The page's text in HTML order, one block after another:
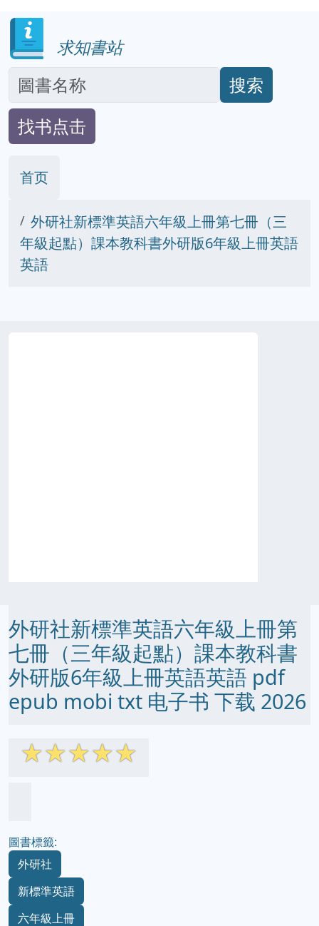
求知書站
搜索
找书点击
首页
外研社新標準英語六年級上冊第七冊（三
年級起點）課本教科書外研版6年級上冊英語
英語
外研社新標準英語六年級上冊第
七冊（三年級起點）課本教科書
外研版6年級上冊英語英語 pdf
epub mobi txt 电子书 下载 2026
☆☆☆☆☆
圖書標籤:
外研社
新標準英語
六年級上冊